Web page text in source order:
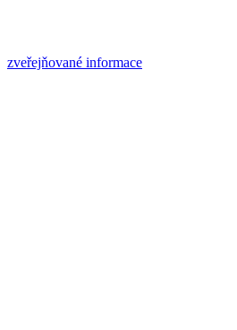
zveřejňované informace